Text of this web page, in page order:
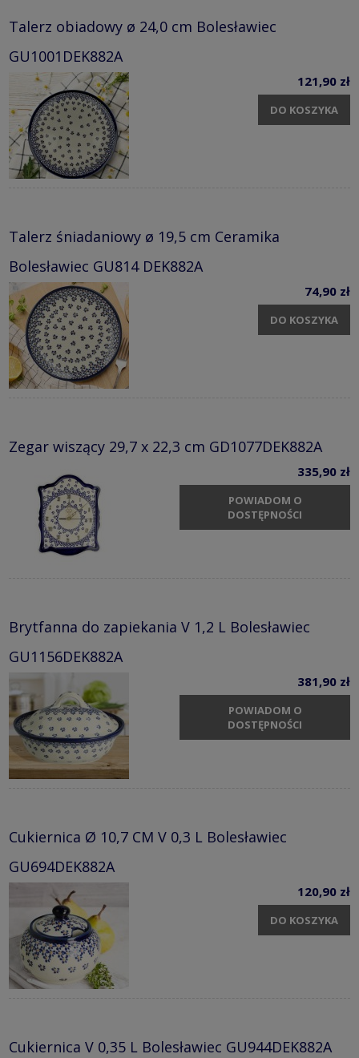
Talerz obiadowy ø 24,0 cm Bolesławiec
GU1001DEK882A
121,90 zł
DO KOSZYKA
Talerz śniadaniowy ø 19,5 cm Ceramika
Bolesławiec GU814 DEK882A
74,90 zł
DO KOSZYKA
Zegar wiszący 29,7 x 22,3 cm GD1077DEK882A
335,90 zł
POWIADOM O
DOSTĘPNOŚCI
Brytfanna do zapiekania V 1,2 L Bolesławiec
GU1156DEK882A
381,90 zł
POWIADOM O
DOSTĘPNOŚCI
Cukiernica Ø 10,7 CM V 0,3 L Bolesławiec
GU694DEK882A
120,90 zł
DO KOSZYKA
Cukiernica V 0,35 L Bolesławiec GU944DEK882A